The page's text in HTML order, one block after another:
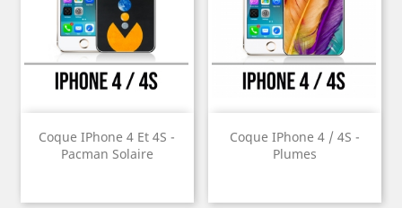
Coque IPhone 4 Et 4S -
Pacman Solaire
Coque IPhone 4 / 4S -
Plumes